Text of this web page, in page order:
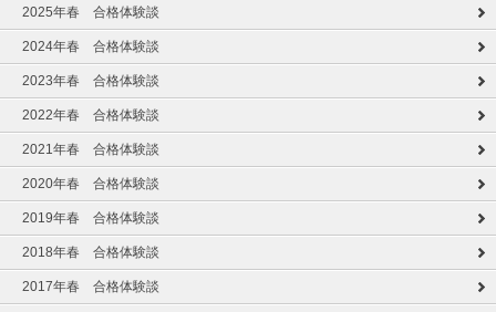
2025年春 合格体験談
2024年春 合格体験談
2023年春 合格体験談
2022年春 合格体験談
2021年春 合格体験談
2020年春 合格体験談
2019年春 合格体験談
2018年春 合格体験談
2017年春 合格体験談